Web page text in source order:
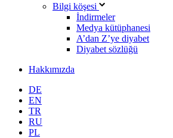
Bilgi köşesi
İndirmeler
Medya kütüphanesi
A’dan Z’ye diyabet
Diyabet sözlüğü
Hakkımızda
DE
EN
TR
RU
PL